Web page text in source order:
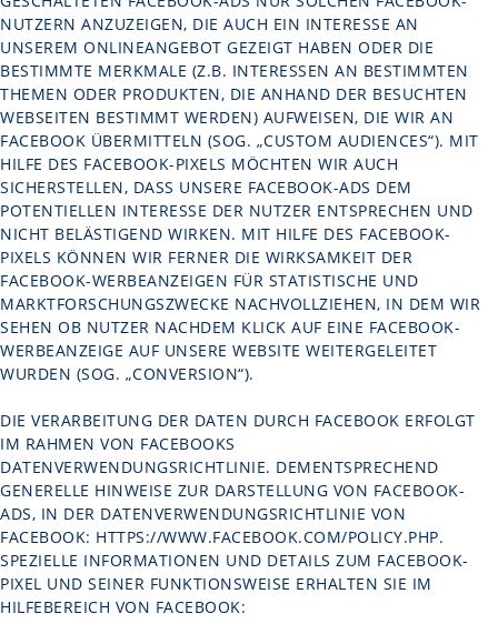
NUTZERN ANZUZEIGEN, DIE AUCH EIN INTERESSE AN
UNSEREM ONLINEANGEBOT GEZEIGT HABEN ODER DIE
BESTIMMTE MERKMALE (Z.B. INTERESSEN AN BESTIMMTEN
THEMEN ODER PRODUKTEN, DIE ANHAND DER BESUCHTEN
WEBSEITEN BESTIMMT WERDEN) AUFWEISEN, DIE WIR AN
FACEBOOK ÜBERMITTELN (SOG. „CUSTOM AUDIENCES“). MIT
HILFE DES FACEBOOK-PIXELS MÖCHTEN WIR AUCH
SICHERSTELLEN, DASS UNSERE FACEBOOK-ADS DEM
POTENTIELLEN INTERESSE DER NUTZER ENTSPRECHEN UND
NICHT BELÄSTIGEND WIRKEN. MIT HILFE DES FACEBOOK-
PIXELS KÖNNEN WIR FERNER DIE WIRKSAMKEIT DER
FACEBOOK-WERBEANZEIGEN FÜR STATISTISCHE UND
MARKTFORSCHUNGSZWECKE NACHVOLLZIEHEN, IN DEM WIR
SEHEN OB NUTZER NACHDEM KLICK AUF EINE FACEBOOK-
WERBEANZEIGE AUF UNSERE WEBSITE WEITERGELEITET
WURDEN (SOG. „CONVERSION“).
DIE VERARBEITUNG DER DATEN DURCH FACEBOOK ERFOLGT
IM RAHMEN VON FACEBOOKS
DATENVERWENDUNGSRICHTLINIE. DEMENTSPRECHEND
GENERELLE HINWEISE ZUR DARSTELLUNG VON FACEBOOK-
ADS, IN DER DATENVERWENDUNGSRICHTLINIE VON
FACEBOOK: HTTPS://WWW.FACEBOOK.COM/POLICY.PHP.
SPEZIELLE INFORMATIONEN UND DETAILS ZUM FACEBOOK-
PIXEL UND SEINER FUNKTIONSWEISE ERHALTEN SIE IM
HILFEBEREICH VON FACEBOOK: